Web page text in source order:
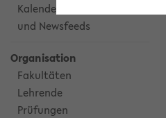
Kalenderintegration
und Newsfeeds
Organisation
Fakultäten
Lehrende
Prüfungen